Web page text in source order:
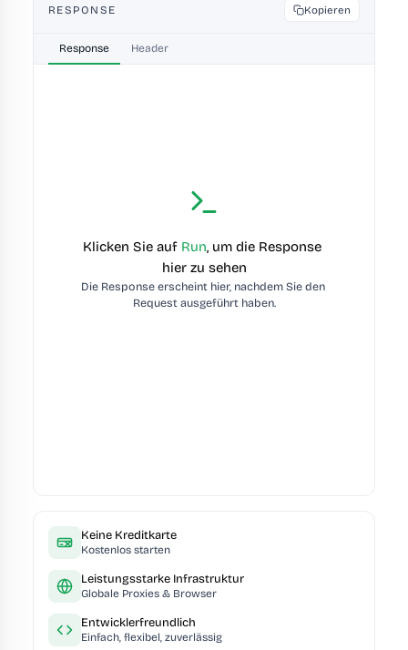
RESPONSE Kopieren
Response Header
Klicken Sie auf Run, um die Response
hier zu sehen
Die Response erscheint hier, nachdem Sie den
Request ausgeführt haben.
Keine Kreditkarte
Kostenlos starten
Leistungsstarke Infrastruktur
Globale Proxies & Browser
Entwicklerfreundlich
Einfach, flexibel, zuverlässig